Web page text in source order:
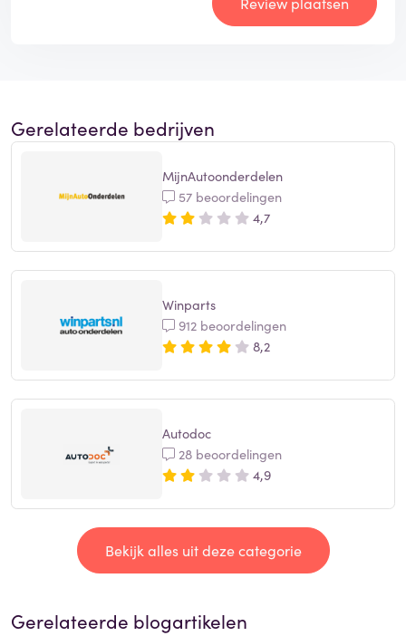
Gerelateerde bedrijven
MijnAutoonderdelen
57 beoordelingen
4,7
Winparts
912 beoordelingen
8,2
Autodoc
28 beoordelingen
4,9
Bekijk alles uit deze categorie
Gerelateerde blogartikelen